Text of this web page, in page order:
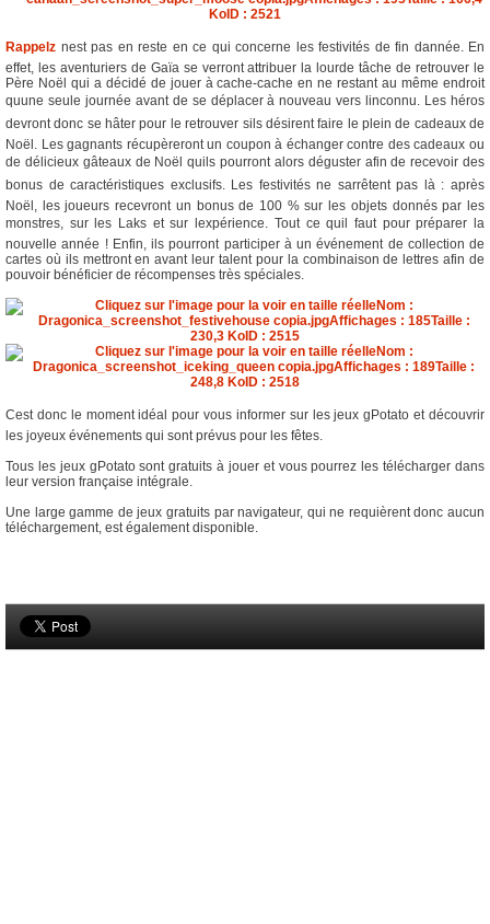
Rappelz nest pas en reste en ce qui concerne les festivités de fin dannée. En
effet, les aventuriers de Gaïa se verront attribuer la lourde tâche de retrouver le
Père Noël qui a décidé de jouer à cache-cache en ne restant au même endroit
quune seule journée avant de se déplacer à nouveau vers linconnu. Les héros
devront donc se hâter pour le retrouver sils désirent faire le plein de cadeaux de
Noël. Les gagnants récupèreront un coupon à échanger contre des cadeaux ou
de délicieux gâteaux de Noël quils pourront alors déguster afin de recevoir des
bonus de caractéristiques exclusifs. Les festivités ne sarrêtent pas là : après
Noël, les joueurs recevront un bonus de 100 % sur les objets donnés par les
monstres, sur les Laks et sur lexpérience. Tout ce quil faut pour préparer la
nouvelle année ! Enfin, ils pourront participer à un événement de collection de
cartes où ils mettront en avant leur talent pour la combinaison de lettres afin de
pouvoir bénéficier de récompenses très spéciales.
Cest donc le moment idéal pour vous informer sur les jeux gPotato et découvrir
les joyeux événements qui sont prévus pour les fêtes.
Tous les jeux gPotato sont gratuits à jouer et vous pourrez les télécharger dans
leur version française intégrale.
Une large gamme de jeux gratuits par navigateur, qui ne requièrent donc aucun
téléchargement, est également disponible.